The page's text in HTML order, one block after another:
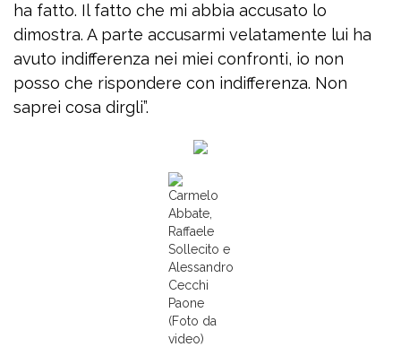
ha fatto. Il fatto che mi abbia accusato lo
dimostra. A parte accusarmi velatamente lui ha
avuto indifferenza nei miei confronti, io non
posso che rispondere con indifferenza. Non
saprei cosa dirgli”.
Carmelo
Abbate,
Raffaele
Sollecito e
Alessandro
Cecchi
Paone
(Foto da
video)